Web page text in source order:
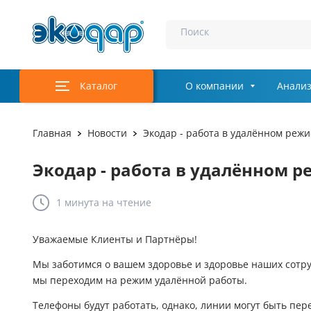
Поиск
Каталог О компании
Главная Новости Экодар - работа в удалённом
Экодар - работа в удалённом
1 минута на чтение
Уважаемые Клиенты и Партнёры!
Мы заботимся о вашем здоровье и здоровье наших
мы переходим на режим удалённой работы.
Телефоны будут работать, однако, линии могут быть